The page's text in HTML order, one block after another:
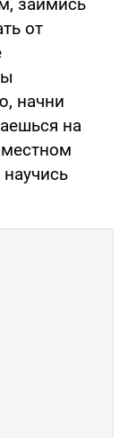
от
начни
на